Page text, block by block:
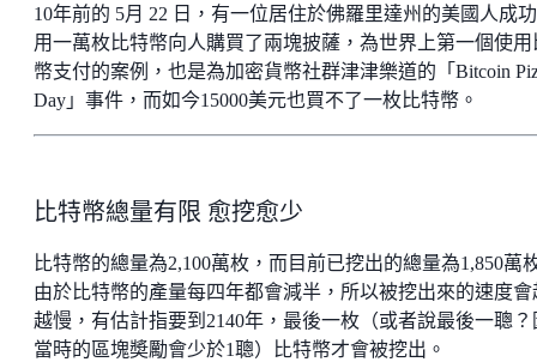
10年前的 5月 22 日，有一位居住於佛羅里達州的美國人成
用一萬枚比特幣向人購買了兩塊披薩，為世界上第一個使用
幣支付的案例，也是為加密貨幣社群津津樂道的「Bitcoin
Day」事件，而如今15000美元也買不了一枚比特幣。
比特幣總量有限 愈挖愈少
比特幣的總量為2,100萬枚，而目前已挖出的總量為1,850萬
由於比特幣的產量每四年都會減半，所以被挖出來的速度會
越慢，有估計指要到2140年，最後一枚（或者說最後一聰？
當時的區塊奬勵會少於1聰）比特幣才會被挖出。